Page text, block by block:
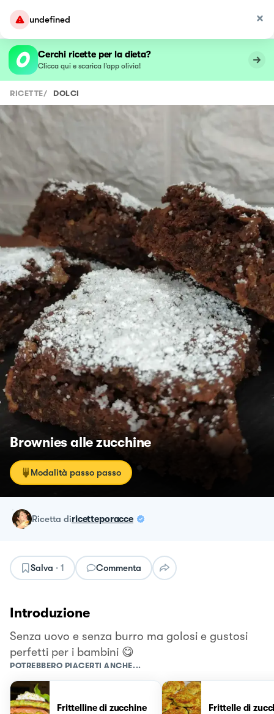
undefined
Cerchi ricette per la dieta?
Clicca qui e scarica l’app olivia!
RICETTE/ DOLCI
Brownies alle zucchine
Modalità passo passo
ricetta diricetteporacce
Salva · 1 Commenta
Introduzione
Senza uovo e senza burro ma golosi e gustosi
perfetti per i bambini 😋
POTREBBERO PIACERTI ANCHE...
Frittelline di zucchine Frittelle di